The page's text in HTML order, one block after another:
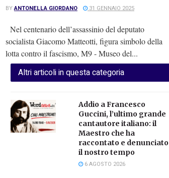
BYANTONELLA GIORDANO 31 GENNAIO 2025
Nel centenario dell’assassinio del deputato
socialista Giacomo Matteotti, figura simbolo della
lotta contro il fascismo, M9 - Museo del...
Altri articoli in questa categoria
Addio a Francesco
Guccini, l’ultimo grande
cantautore italiano: il
Maestro che ha
raccontato e denunciato
il nostro tempo
6 AGOSTO 2026